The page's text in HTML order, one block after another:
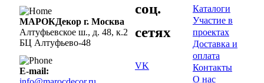
МАРОКДекор г. Москва
Алтуфьевское ш., д. 48, к.2
БЦ Алтуфьево-48
E-mail:
соц.
сетях
VK
Каталоги
Участие в
проектах
Доставка и
оплата
Контакты
О нас